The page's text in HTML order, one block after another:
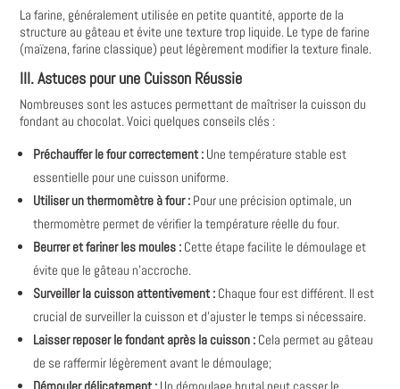
La farine, généralement utilisée en petite quantité, apporte de la
structure au gâteau et évite une texture trop liquide. Le type de farine
(maïzena, farine classique) peut légèrement modifier la texture finale.
III. Astuces pour une Cuisson Réussie
Nombreuses sont les astuces permettant de maîtriser la cuisson du
fondant au chocolat. Voici quelques conseils clés :
Préchauffer le four correctement : Une température stable est
essentielle pour une cuisson uniforme.
Utiliser un thermomètre à four : Pour une précision optimale, un
thermomètre permet de vérifier la température réelle du four.
Beurrer et fariner les moules : Cette étape facilite le démoulage et
évite que le gâteau n'accroche.
Surveiller la cuisson attentivement : Chaque four est différent. Il est
crucial de surveiller la cuisson et d'ajuster le temps si nécessaire.
Laisser reposer le fondant après la cuisson : Cela permet au gâteau
de se raffermir légèrement avant le démoulage;